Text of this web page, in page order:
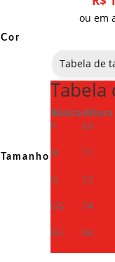
ou em
Cor
Tamanho
Tabela de
Tabela
BásicaAltura
P
69
M
71
G
72
GG
74
EG
84